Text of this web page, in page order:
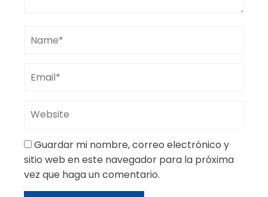
Guardar mi nombre, correo electrónico y
sitio web en este navegador para la próxima
vez que haga un comentario.